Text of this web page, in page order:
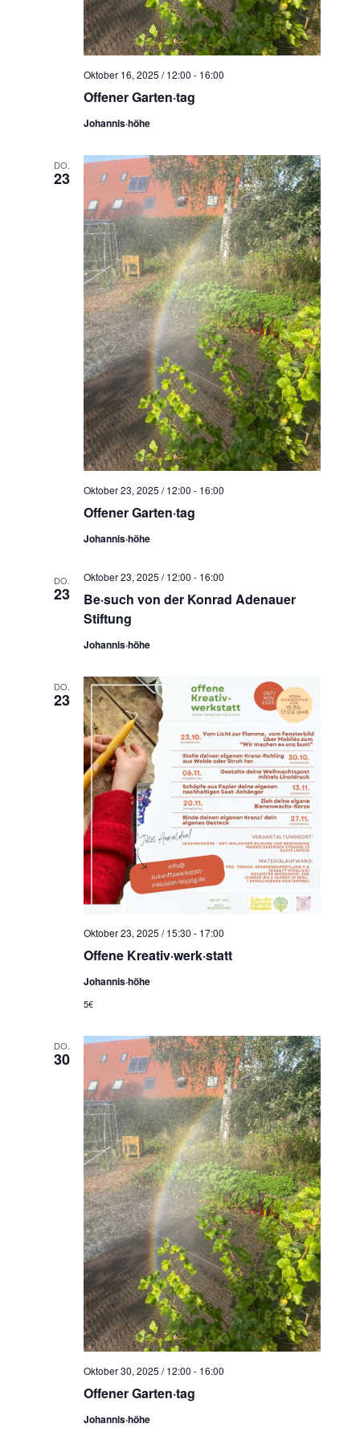
a
v
i
o
n
Offener Garten·tag
Oktober 16, 2025 / 12:00 - 16:00
Johannis·höhe
DO.
23
Offener Garten·tag
Oktober 23, 2025 / 12:00 - 16:00
Johannis·höhe
DO.
23
Be·such von der Konrad Adenauer
Stiftung
Oktober 23, 2025 / 12:00 - 16:00
Johannis·höhe
DO.
23
Offene Kreativ·werk·statt
Oktober 23, 2025 / 15:30 - 17:00
Johannis·höhe
5€
DO.
30
Offener Garten·tag
Oktober 30, 2025 / 12:00 - 16:00
Johannis·höhe